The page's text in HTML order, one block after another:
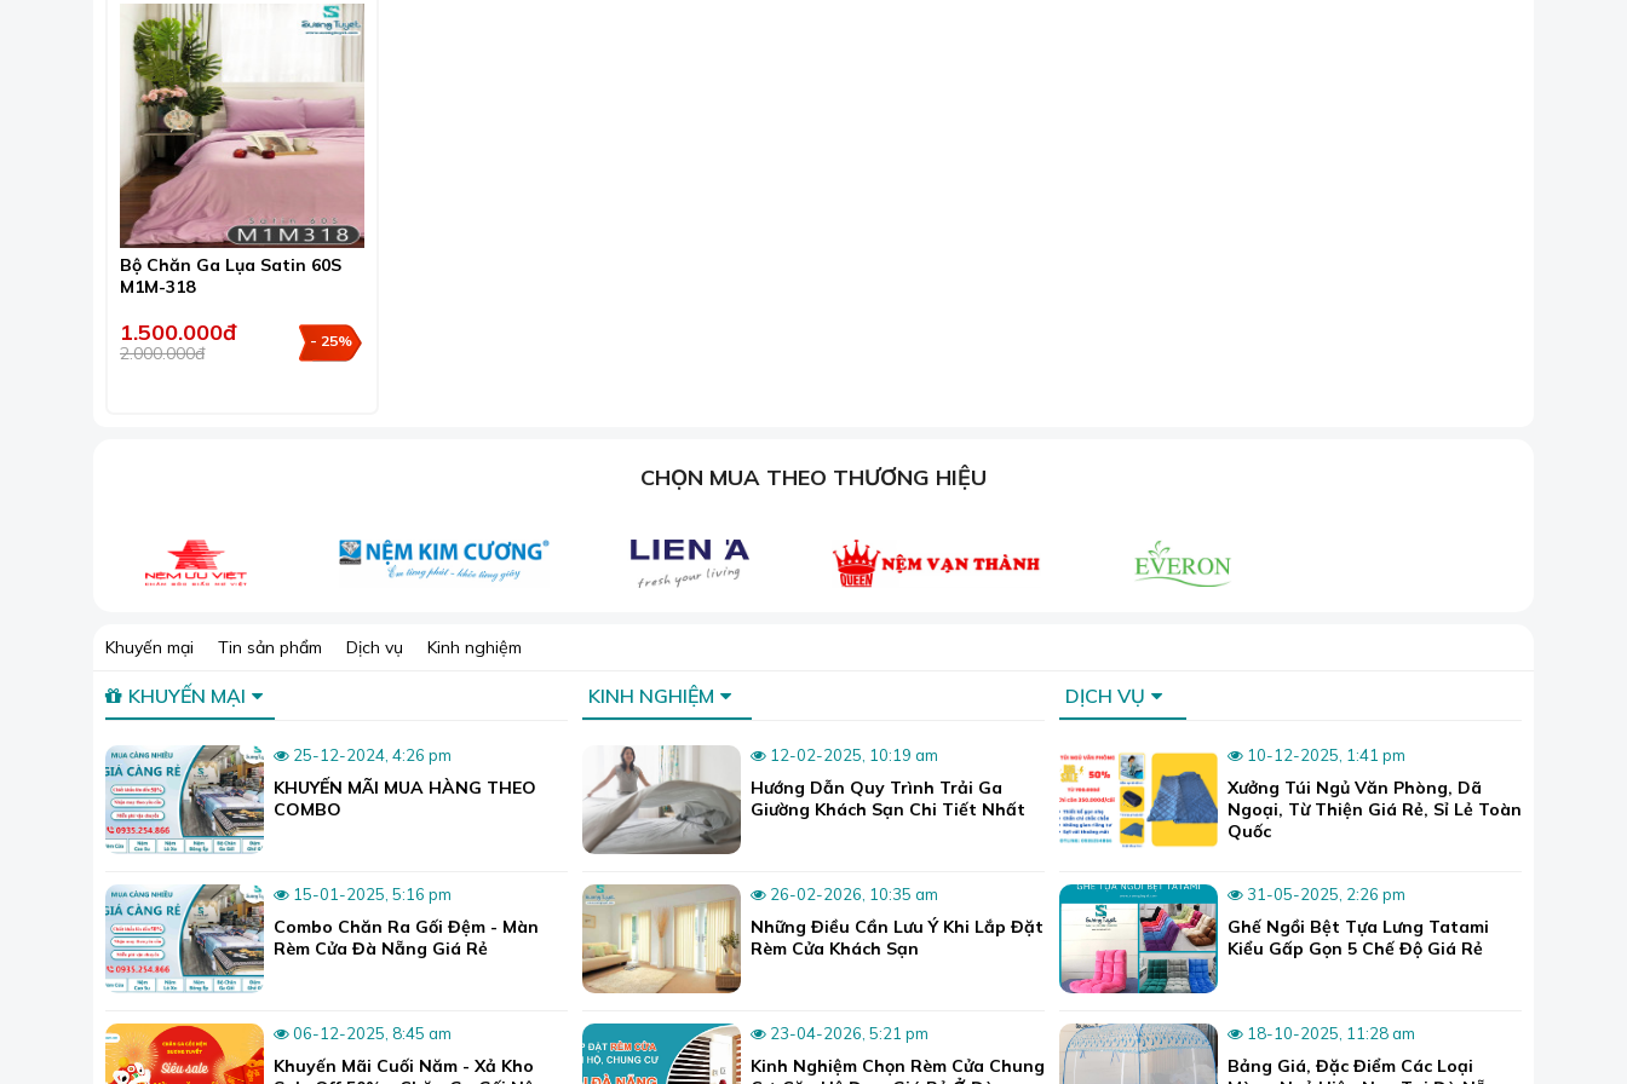
Bộ Chăn Ga Lụa Satin 60S
M1M-318
1.500.000đ
2.000.000đ
- 25%
CHỌN MUA THEO THƯƠNG HIỆU
Khuyến mại Tin sản phẩm Dịch vụ Kinh nghiệm
KHUYẾN MẠI
25-12-2024, 4:26 pm
KHUYẾN MÃI MUA HÀNG THEO
COMBO
15-01-2025, 5:16 pm
Combo Chăn Ra Gối Đệm - Màn
Rèm Cửa Đà Nẵng Giá Rẻ
06-12-2025, 8:45 am
Khuyến Mãi Cuối Năm - Xả Kho
KINH NGHIỆM
12-02-2025, 10:19 am
Hướng Dẫn Quy Trình Trải Ga
Giường Khách Sạn Chi Tiết Nhất
26-02-2026, 10:35 am
Những Điều Cần Lưu Ý Khi Lắp Đặt
Rèm Cửa Khách Sạn
23-04-2026, 5:21 pm
Kinh Nghiệm Chọn Rèm Cửa Chung
DỊCH VỤ
10-12-2025, 1:41 pm
Xưởng Túi Ngủ Văn Phòng, Dã
Ngoại, Từ Thiện Giá Rẻ, Sỉ Lẻ Toàn
Quốc
31-05-2025, 2:26 pm
Ghế Ngồi Bệt Tựa Lưng Tatami
Kiểu Gấp Gọn 5 Chế Độ Giá Rẻ
18-10-2025, 11:28 am
Bảng Giá, Đặc Điểm Các Loại